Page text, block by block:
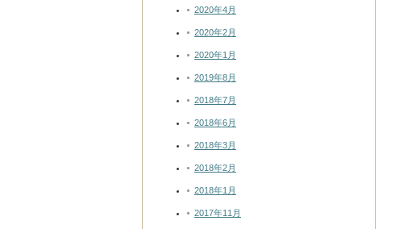
2020年4月
2020年2月
2020年1月
2019年8月
2018年7月
2018年6月
2018年3月
2018年2月
2018年1月
2017年11月